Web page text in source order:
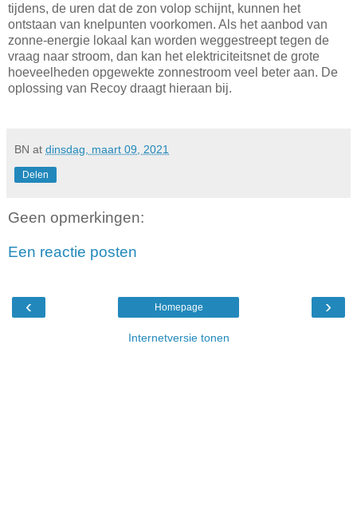
tijdens, de uren dat de zon volop schijnt, kunnen het
ontstaan van knelpunten voorkomen. Als het aanbod van
zonne-energie lokaal kan worden weggestreept tegen de
vraag naar stroom, dan kan het elektriciteitsnet de grote
hoeveelheden opgewekte zonnestroom veel beter aan. De
oplossing van Recoy draagt hieraan bij.
BN at dinsdag, maart 09, 2021
Delen
Geen opmerkingen:
Een reactie posten
‹ ›
Homepage
Internetversie tonen